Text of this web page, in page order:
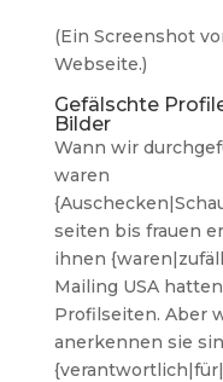
(Ein Screenshot
Webseite.)
Gefälschte
Bilder
Wann wir
waren
seiten bis frauen
ihnen
Mailing USA
Profilseiten. Aber
anerkennen sie